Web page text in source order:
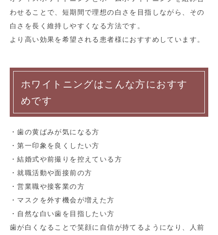
わせることで、短期間で理想の白さを目指しながら、その
白さを長く維持しやすくなる方法です。
より高い効果を希望される患者様におすすめしています。
ホワイトニングはこんな方におすす
めです
・歯の黄ばみが気になる方
・第一印象を良くしたい方
・結婚式や前撮りを控えている方
・就職活動や面接前の方
・営業職や接客業の方
・マスクを外す機会が増えた方
・自然な白い歯を目指したい方
歯が白くなることで笑顔に自信が持てるようになり、人前